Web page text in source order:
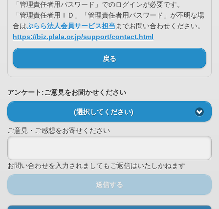
「管理責任者用パスワード」でのログインが必要です。
「管理責任者用ＩＤ」「管理責任者用パスワード」が不明な場
合はぷらら法人会員サービス担当までお問い合わせください。
https://biz.plala.or.jp/support/contact.html
戻る
アンケート:ご意見をお聞かせください
(選択してください)
ご意見・ご感想をお寄せください
お問い合わせを入力されましてもご返信はいたしかねます
送信する